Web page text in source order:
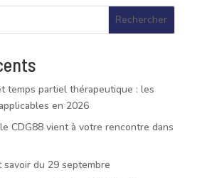
Rechercher
temps partiel thérapeutique : les
en 2026
CDG88 vient à votre rencontre dans
du 29 septembre